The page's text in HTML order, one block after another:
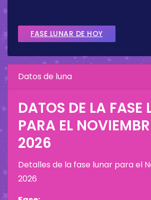
FASE LUNAR DE HOY
Datos de luna
DATOS DE LA FASE
PARA EL
2026
Detalles de la fase lunar para el
2026